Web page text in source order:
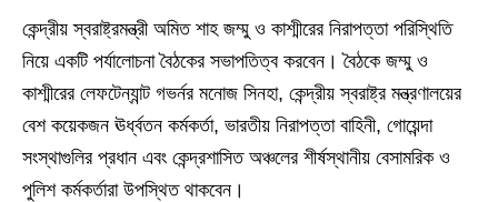
কেন্দ্রীয় স্বরাষ্ট্রমন্ত্রী অমিত শাহ জম্মু ও কাশ্মীরের নিরাপত্তা পরিস্থিতি
নিয়ে একটি পর্যালোচনা বৈঠকের সভাপতিত্ব করবেন। বৈঠকে জম্মু ও
কাশ্মীরের লেফটেন্যান্ট গভর্নর মনোজ সিনহা, কেন্দ্রীয় স্বরাষ্ট্র মন্ত্রণালয়ের
বেশ কয়েকজন ঊর্ধ্বতন কর্মকর্তা, ভারতীয় নিরাপত্তা বাহিনী, গোয়েন্দা
সংস্থাগুলির প্রধান এবং কেন্দ্রশাসিত অঞ্চলের শীর্ষস্থানীয় বেসামরিক ও
পুলিশ কর্মকর্তারা উপস্থিত থাকবেন।